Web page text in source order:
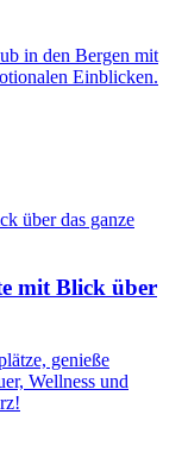
in den Bergen mit
Einblicken.
mit Blick über
genieße
Wellness und